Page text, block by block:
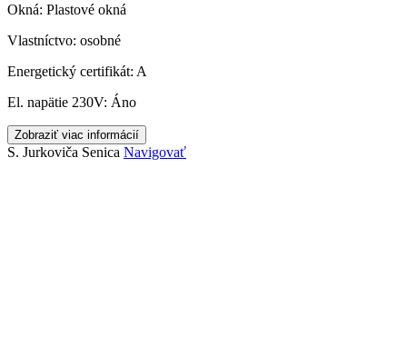
Okná: Plastové okná
Vlastníctvo: osobné
Energetický certifikát: A
El. napätie 230V: Áno
Zobraziť viac informácií
S. Jurkoviča Senica Navigovať